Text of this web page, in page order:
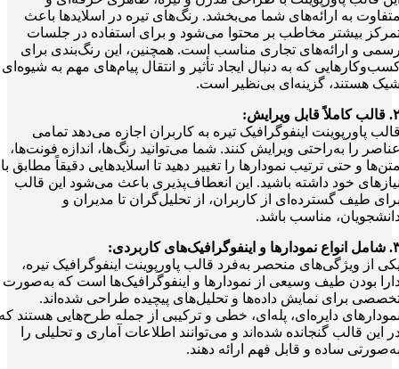
به ارائه‌های شما می‌بخشد. رنگ‌های تیره در اسلایدها باعث
بیشتر مخاطب بر محتوا می‌شود و برای استفاده در جلسات
و ارائه‌های تجاری مناسب است. همچنین، این رنگ‌بندی برای
که به دنبال ایجاد تأثیر و انتقال پیام‌های مهم به شیوه‌ای
هستند، گزینه‌ای بی‌نظیر است.
قابل ویرایش:
پاورپوینت اینفوگرافیک تیره به کاربران اجازه می‌دهد تمامی
را به‌راحتی ویرایش کنند. شما می‌توانید رنگ‌ها، اندازه فونت‌ها،
و حتی ترتیب نمودارها را تغییر دهید تا اسلایدهایی دقیقاً مطابق با
خود داشته باشید. این انعطاف‌پذیری باعث می‌شود این قالب
طیف گسترده‌ای از کاربران، از تحلیل‌گران تا مدیران و
مناسب باشد.
کاربردی:
از ویژگی‌های منحصر به‌فرد قالب پاورپوینت اینفوگرافیک تیره،
بودن طیف وسیعی از نمودارها و اینفوگرافیک‌ها است که به‌صورت
برای نمایش داده‌ها و تحلیل‌های پیچیده طراحی شده‌اند.
دایره‌ای، پله‌ای، خطی و ترکیبی از جمله طرح‌هایی هستند
این قالب گنجانده شده‌اند و می‌توانند اطلاعات آماری و تحلیلی را
ساده و قابل فهم ارائه دهند.